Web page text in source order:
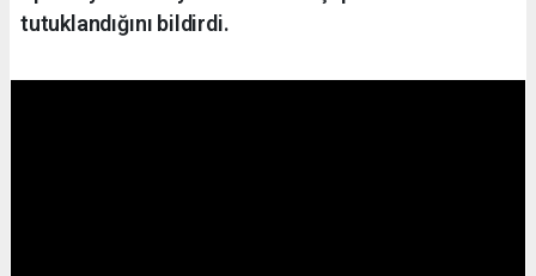
tutuklandığını bildirdi.